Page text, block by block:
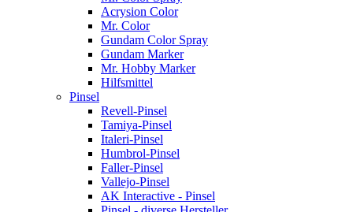
Acrysion Color
Mr. Color
Gundam Color Spray
Gundam Marker
Mr. Hobby Marker
Hilfsmittel
Pinsel
Revell-Pinsel
Tamiya-Pinsel
Italeri-Pinsel
Humbrol-Pinsel
Faller-Pinsel
Vallejo-Pinsel
AK Interactive - Pinsel